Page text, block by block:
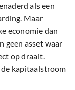
als een
Maar
economie dan
geen asset waar
op draait.
kapitaalstroom